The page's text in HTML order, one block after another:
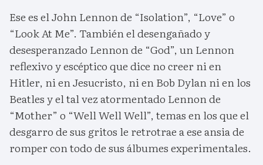
Ese es el John Lennon de “Isolation”, “Love” o
“Look At Me”. También el desengañado y
desesperanzado Lennon de “God”, un Lennon
reflexivo y escéptico que dice no creer ni en
Hitler, ni en Jesucristo, ni en Bob Dylan ni en los
Beatles y el tal vez atormentado Lennon de
“Mother” o “Well Well Well”, temas en los que el
desgarro de sus gritos le retrotrae a ese ansia de
romper con todo de sus álbumes experimentales.